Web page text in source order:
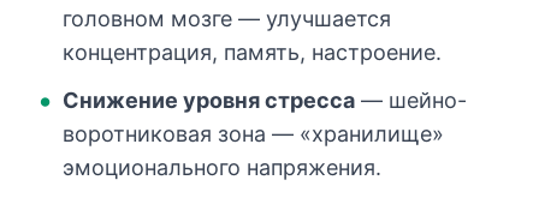
головном мозге — улучшается
концентрация, память, настроение.
Снижение уровня стресса — шейно-
воротниковая зона — «хранилище»
эмоционального напряжения.